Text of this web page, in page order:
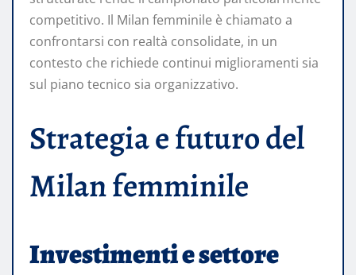
competitivo. Il Milan femminile è chiamato a
confrontarsi con realtà consolidate, in un
contesto che richiede continui miglioramenti sia
sul piano tecnico sia organizzativo.
Strategia e futuro del
Milan femminile
Investimenti e settore